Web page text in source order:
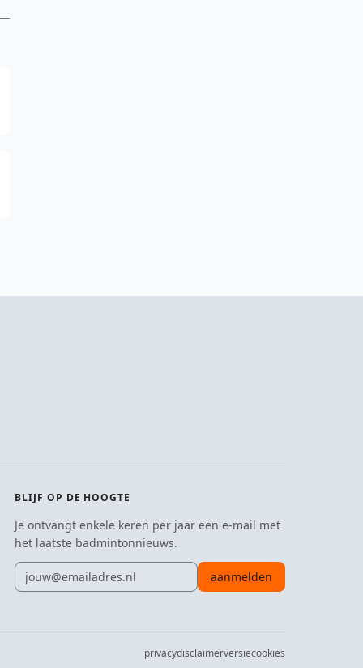
BLIJF OP DE HOOGTE
Je ontvangt enkele keren per jaar een e-mail met
het laatste badmintonnieuws.
E-mailadres
aanmelden
privacydisclaimerversiecookies